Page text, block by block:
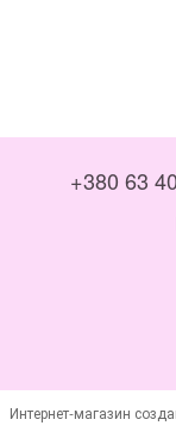
+380 63
Интернет-магазин